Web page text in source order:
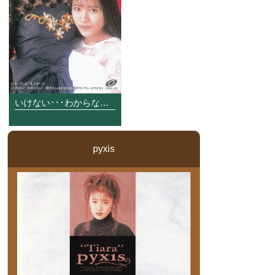
いけない･･･わからない･･･好きならばかまわない
pyxis